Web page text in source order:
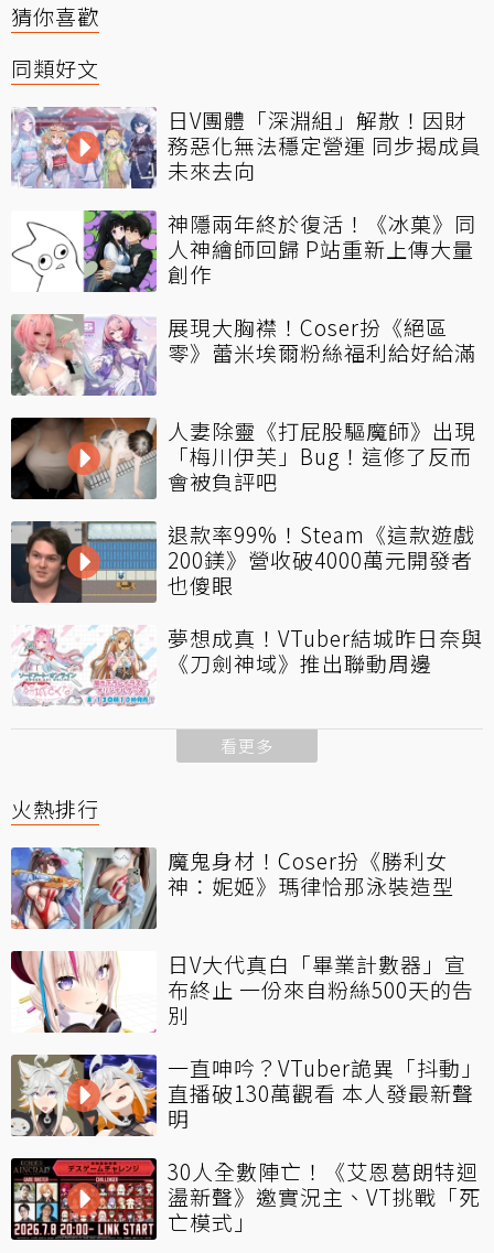
猜你喜歡
同類好文
日V團體「深淵組」解散！因財
務惡化無法穩定營運 同步揭成員
未來去向
神隱兩年終於復活！《冰菓》同
人神繪師回歸 P站重新上傳大量
創作
展現大胸襟！Coser扮《絕區
零》蕾米埃爾粉絲福利給好給滿
人妻除靈《打屁股驅魔師》出現
「梅川伊芙」Bug！這修了反而
會被負評吧
退款率99%！Steam《這款遊戲
200鎂》營收破4000萬元開發者
也傻眼
夢想成真！VTuber結城昨日奈與
《刀劍神域》推出聯動周邊
看更多
火熱排行
魔鬼身材！Coser扮《勝利女
神：妮姬》瑪律恰那泳裝造型
日V大代真白「畢業計數器」宣
布終止 一份來自粉絲500天的告
別
一直呻吟？VTuber詭異「抖動」
直播破130萬觀看 本人發最新聲
明
30人全數陣亡！《艾恩葛朗特迴
盪新聲》邀實況主、VT挑戰「死
亡模式」